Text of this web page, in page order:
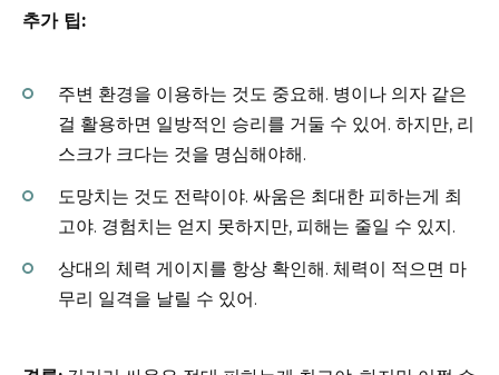
추가 팁:
주변 환경을 이용하는 것도 중요해. 병이나 의자 같은
걸 활용하면 일방적인 승리를 거둘 수 있어. 하지만, 리
스크가 크다는 것을 명심해야해.
도망치는 것도 전략이야. 싸움은 최대한 피하는게 최
고야. 경험치는 얻지 못하지만, 피해는 줄일 수 있지.
상대의 체력 게이지를 항상 확인해. 체력이 적으면 마
무리 일격을 날릴 수 있어.